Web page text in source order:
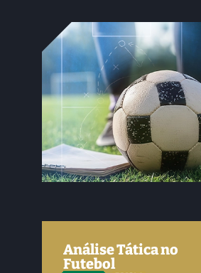
Análise Tática no
Futebol